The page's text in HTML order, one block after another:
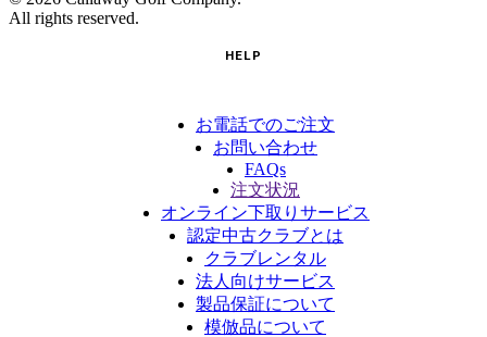
All rights reserved.
HELP
お電話でのご注文
お問い合わせ
FAQs
注文状況
オンライン下取りサービス
認定中古クラブとは
クラブレンタル
法人向けサービス
製品保証について
模倣品について